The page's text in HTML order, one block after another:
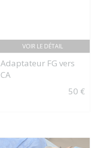
VOIR LE DÉTAIL
Adaptateur FG vers
CA
50 €